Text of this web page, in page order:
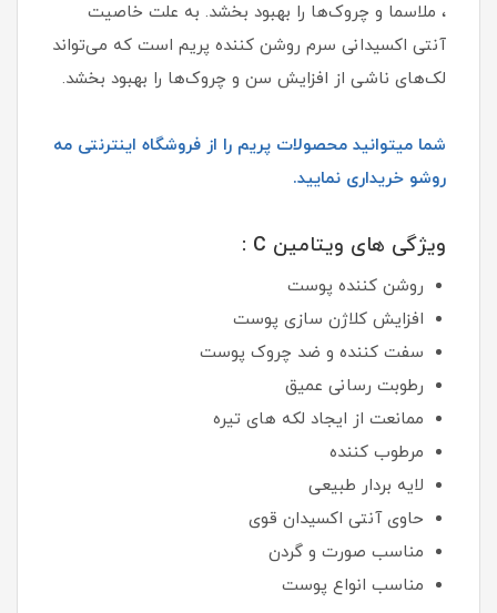
، ملاسما و چروک‌ها را بهبود بخشد. به علت خاصیت
آنتی اکسیدانی سرم روشن کننده پریم است که می‌تواند
لک‌های ناشی از افزایش سن و چروک‌ها را بهبود بخشد.
شما میتوانید محصولات پریم را از فروشگاه اینترنتی مه
روشو خریداری نمایید.
ویژگی های ویتامین C :
روشن کننده پوست
افزایش کلاژن سازی پوست
سفت کننده و ضد چروک پوست
رطوبت رسانی عمیق
ممانعت از ایجاد لکه‌ های تیره
مرطوب کننده
لایه بردار طبیعی
حاوی آنتی اکسیدان قوی
مناسب صورت و گردن
مناسب انواع پوست